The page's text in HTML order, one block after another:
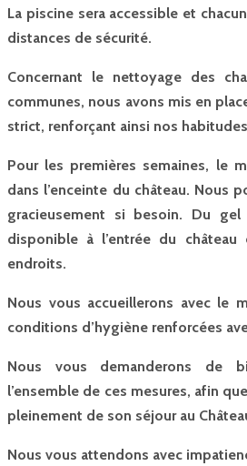
La piscine sera accessible et
distances de sécurité.
Concernant le nettoyage des
communes, nous avons mis en
strict, renforçant ainsi nos
Pour les premières semaines, le
dans l’enceinte du château. Nous
gracieusement si besoin. Du gel
disponible à l’entrée du
endroits.
Nous vous accueillerons avec le
conditions d’hygiène renforcées
Nous vous demanderons de
l’ensemble de ces mesures, afin
pleinement de son séjour au
Nous vous attendons avec